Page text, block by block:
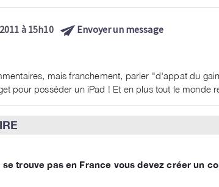
à 15h10 Envoyer un message
mais franchement, parler "d'appat du
pour posséder un iPad ! Et en plus tout le monde
se trouve pas en France vous devez créer un